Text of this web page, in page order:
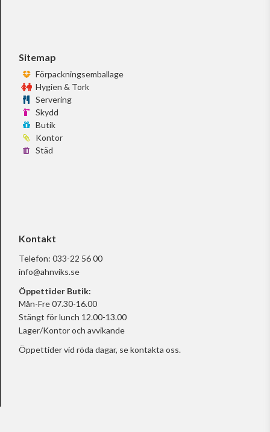
Sitemap
Förpackningsemballage
Hygien & Tork
Servering
Skydd
Butik
Kontor
Städ
Kontakt
Telefon: 033-22 56 00
info@ahnviks.se
Öppettider Butik:
Mån-Fre 07.30-16.00
Stängt för lunch 12.00-13.00
Lager/Kontor och avvikande
Öppettider vid röda dagar, sekontakta oss.